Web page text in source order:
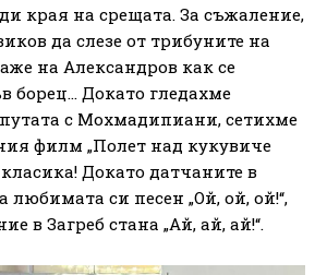
края на срещата. За съжаление,
да слезе от трибуните на
на Александров как се
борец… Докато гледахме
с Мохмадипиани, сетихме
филм „Полет над кукувиче
Докато датчаните в
любимата си песен „Ой, ой, ой!“,
в Загреб стана „Ай, ай, ай!“.